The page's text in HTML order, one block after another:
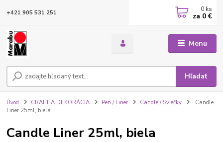
Menu
Hľadať
+421 905 531 251 0 ks
za 0 €
Úvod CRAFT A DEKORÁCIA Pen / Liner Candle / Sviečky
Candle
Liner 25ml, biela
Candle Liner 25ml, biela